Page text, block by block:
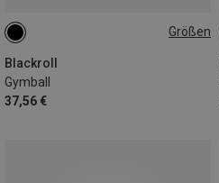
Größen
Blackroll
Gymball
37,56 €
56-65CM